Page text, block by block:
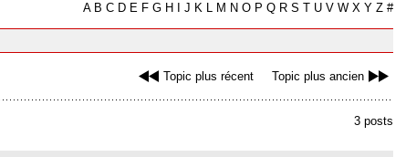
AB C D E F G H J K L M N O P Q R S T U V W X Y Z #
Topic plus récent Topic plus ancien
3 posts